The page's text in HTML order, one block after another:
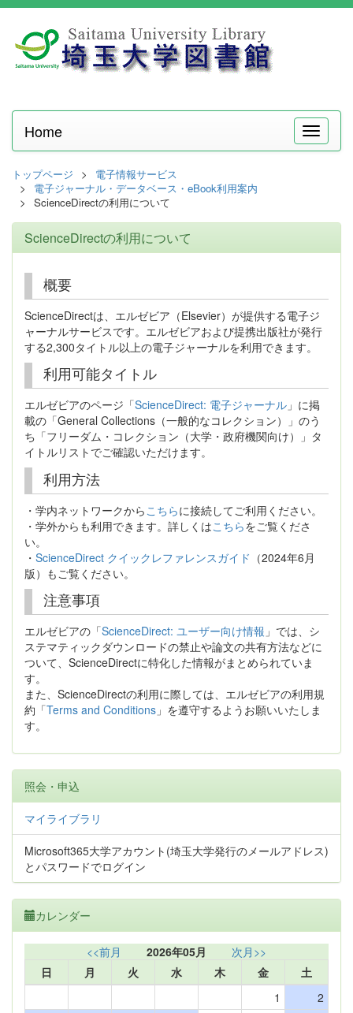
メ
ニ
Home
トップページ
電子情報サービス
電子ジャーナル・データベース・eBook利用案内
ScienceDirectの利用について
ScienceDirectの利用について
概要
ScienceDirectは、エルゼビア（Elsevier）が提供する電子ジ
ャーナルサービスです。エルゼビアおよび提携出版社が発行
する2,300タイトル以上の電子ジャーナルを利用できます。
利用可能タイトル
エルゼビアのページ「ScienceDirect: 電子ジャーナル 」に掲
載の「General Collections（一般的なコレクション）」のう
ち「フリーダム・コレクション（大学・政府機関向け）」タ
イトルリストでご確認いただけます。
利用方法
・学内ネットワークから こちらに接続してご利用ください。
・学外からも利用できます。詳しくはこちらをご覧くださ
い。
・ ScienceDirect クイックレファレンスガイド （2024年6月
版）もご覧ください。
注意事項
エルゼビアの「ScienceDirect: ユーザー向け情報 」では、シ
ステマティックダウンロードの禁止や論文の共有方法などに
ついて、ScienceDirectに特化した情報がまとめられていま
す。
また、ScienceDirectの利用に際しては、エルゼビアの利用規
約「Terms and Conditions 」を遵守するようお願いいたしま
す。
照会・申込
マイライブラリ
Microsoft365大学アカウント(埼玉大学発行のメールアドレス)
とパスワードでログイン
カレンダー
<<前月 2026年05月
次月>>
日
月 火 水 木 金
土
1
2